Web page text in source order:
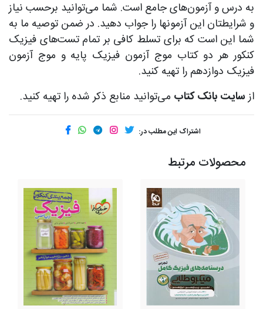
به درس و آزمون‌های جامع است. شما می‌توانید برحسب نیاز
و شرایطتان این آزمونها را جواب دهید. در ضمن توصیه ما به
شما این است که برای تسلط کافی بر تمام تست‌های فیزیک
کنکور هر دو کتاب موج آزمون فیزیک پایه و موج آزمون
فیزیک دوازدهم را تهیه کنید.
ازسایت بانک کتاب می‌توانید منابع ذکر شده را تهیه کنید.
اشتراک این مطلب در:
محصولات مرتبط